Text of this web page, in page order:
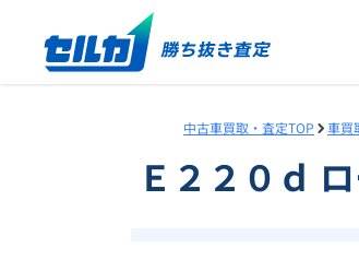
中古車買取・査定TOP 車買
Ｅ２２０ｄ